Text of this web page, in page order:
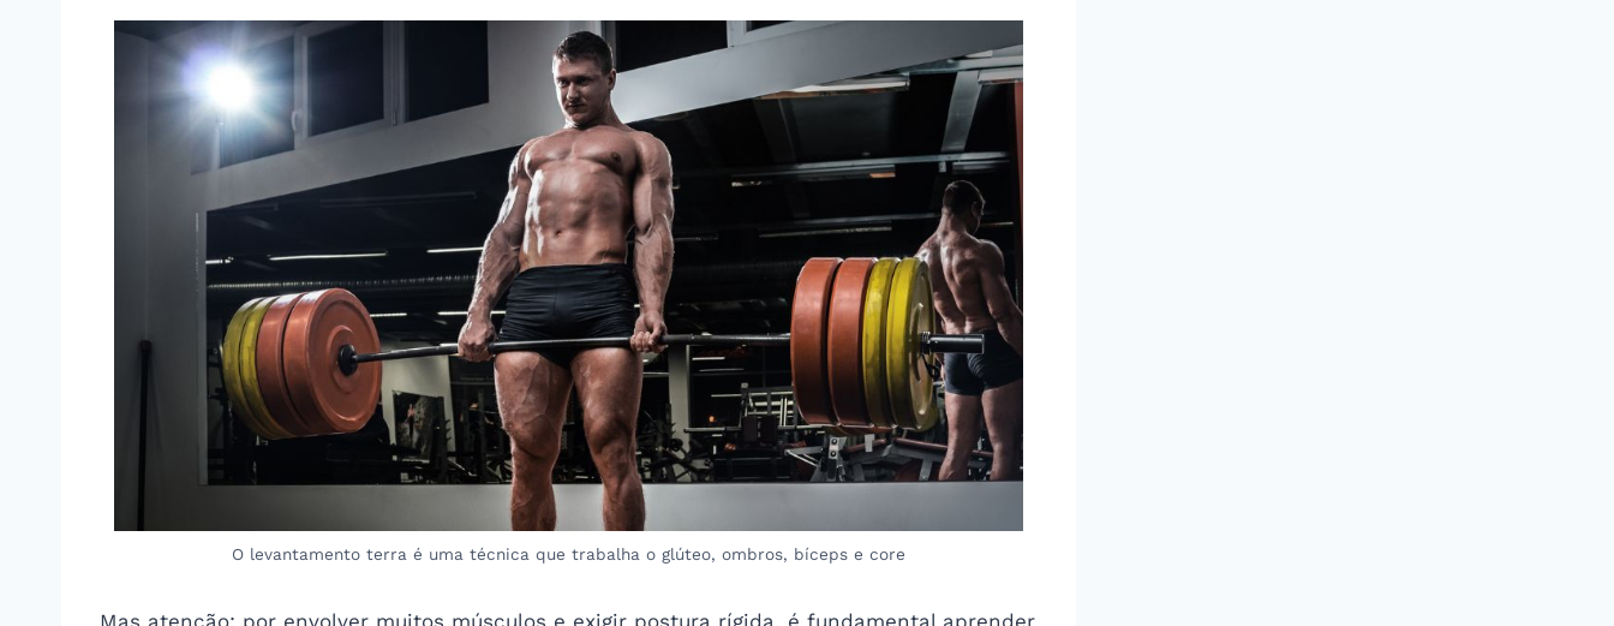
O levantamento terra é uma técnica que trabalha o glúteo, ombros, bíceps e core
Mas atenção: por envolver muitos músculos e exigir postura rígida, é fundamental aprender